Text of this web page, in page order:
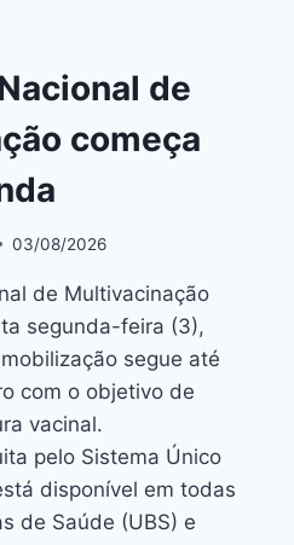
de
começa
03/08/2026
de Multivacinação
segunda-feira (3),
segue até
com o objetivo de
vacinal.
pelo Sistema Único
disponível em todas
de Saúde (UBS) e